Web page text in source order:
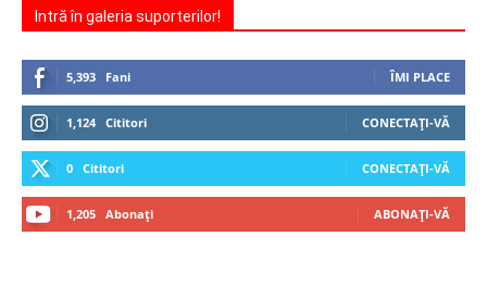
Intră în galeria suporterilor!
5,393 Fani ÎMI PLACE
1,124 Cititori CONECTAȚI-VĂ
0 Cititori CONECTAȚI-VĂ
1,205 Abonați ABONAȚI-VĂ